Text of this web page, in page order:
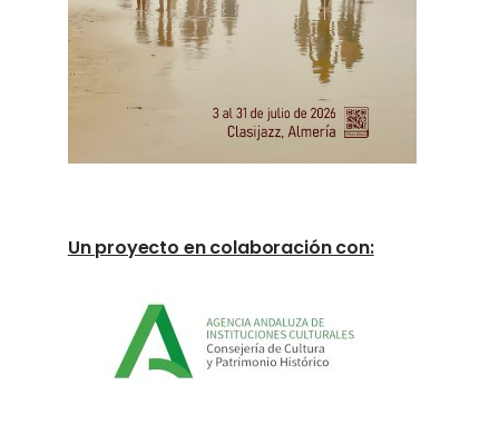
Un proyecto en colaboración con: